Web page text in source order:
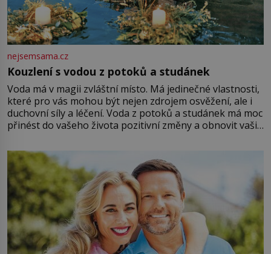
nejsemsama.cz
Kouzlení s vodou z potoků a studánek
Voda má v magii zvláštní místo. Má jedinečné vlastnosti,
které pro vás mohou být nejen zdrojem osvěžení, ale i
duchovní síly a léčení. Voda z potoků a studánek má moc
přinést do vašeho života pozitivní změny a obnovit vaši
můžete obohatit své rituály a přinést do svého života
větší harmonii a klid. Je důležité